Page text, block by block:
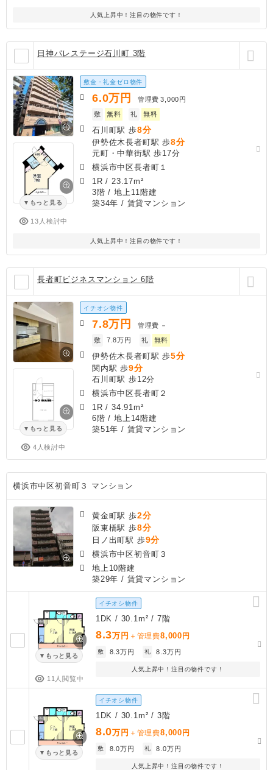
人気上昇中！注目の物件です！
日神パレステージ石川町 3階
もっと見る
13人検討中
敷金・礼金ゼロ物件
6.0万円 管理費 3,000円
敷
無料 礼 無料
石川町駅 歩8分
伊勢佐木長者町駅 歩8分
元町・中華街駅 歩17分
横浜市中区長者町１
1R / 23.17m²
3階 / 地上11階建
築34年 / 賃貸マンション
人気上昇中！注目の物件です！
長者町ビジネスマンション 6階
もっと見る
4人検討中
イチオシ物件
7.8万円 管理費 －
敷
7.8万円 礼 無料
伊勢佐木長者町駅 歩5分
関内駅 歩9分
石川町駅 歩12分
横浜市中区長者町２
1R /34.91m²
6階 / 地上14階建
築51年 / 賃貸マンション
横浜市中区初音町３ マンション
黄金町駅 歩2分
阪東橋駅 歩8分
日ノ出町駅 歩9分
横浜市中区初音町３
地上10階建
築29年 / 賃貸マンション
もっと見る
11人閲覧中
イチオシ物件
1DK / 30.1m² / 7階
8.3万円 ＋管理費8,000 円
敷 8.3万円 礼 8.3万円
人気上昇中！注目の物件です！
もっと見る
イチオシ物件
1DK / 30.1m² / 3階
8.0万円 ＋管理費8,000 円
敷 8.0万円 礼 8.0万円
人気上昇中！注目の物件です！